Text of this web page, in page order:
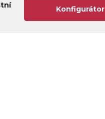
Konfigurátor